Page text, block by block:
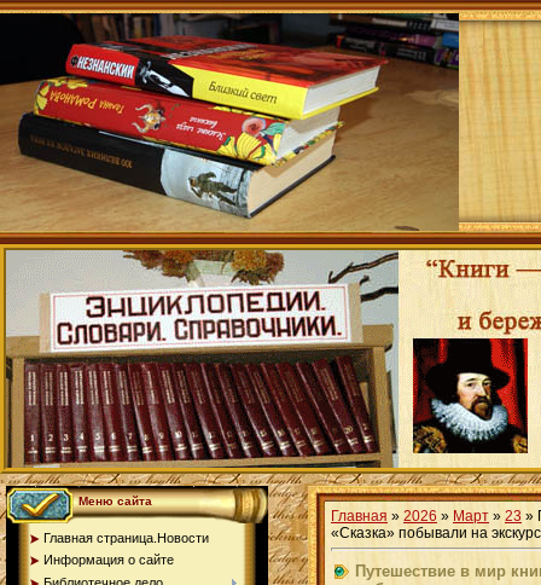
Меню сайта
Главная страница.Новости
Информация о сайте
Главная » 2026 » Март » 23 »
«Сказка» побывали на
Путешествие в мир